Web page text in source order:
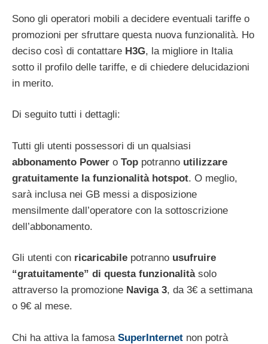
Sono gli operatori mobili a decidere eventuali tariffe o
promozioni per sfruttare questa nuova funzionalità. Ho
deciso così di contattare H3G, la migliore in Italia
sotto il profilo delle tariffe, e di chiedere delucidazioni
in merito.
Di seguito tutti i dettagli:
Tutti gli utenti possessori di un qualsiasi
abbonamento Power o Top potranno utilizzare
gratuitamente la funzionalità hotspot. O meglio,
sarà inclusa nei GB messi a disposizione
mensilmente dall’operatore con la sottoscrizione
dell’abbonamento.
Gli utenti con ricaricabile potranno usufruire
“gratuitamente” di questa funzionalitàsolo
attraverso la promozione Naviga 3, da 3€ a settimana
o 9€ al mese.
Chi ha attiva la famosa SuperInternet non potrà